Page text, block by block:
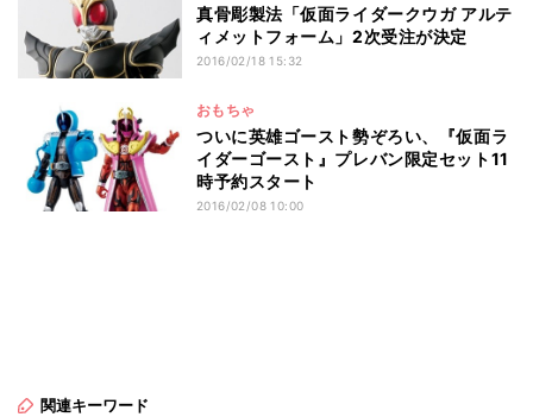
真骨彫製法「仮面ライダークウガ アルテ
ィメットフォーム」2次受注が決定
2016/02/18 15:32
おもちゃ
ついに英雄ゴースト勢ぞろい、『仮面ラ
イダーゴースト』プレバン限定セット11
時予約スタート
2016/02/08 10:00
関連キーワード